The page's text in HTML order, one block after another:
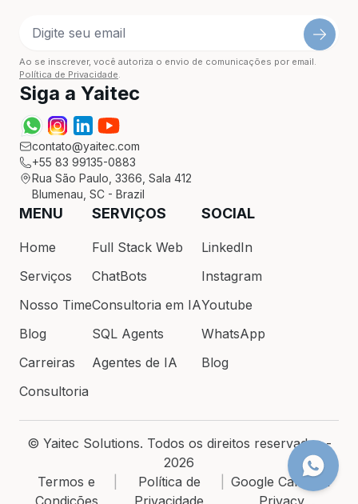
Ao se inscrever, você autoriza o envio de comunicações por email.
Política de Privacidade.
Siga a Yaitec
contato@yaitec.com
+55 83 99135-0883
Rua São Paulo, 3366, Sala 412
Blumenau, SC - Brazil
MENU
Home
Serviços
Nosso Time
Blog
Carreiras
Consultoria
SERVIÇOS
Full Stack Web
ChatBots
Consultoria em IA
SQL Agents
Agentes de IA
SOCIAL
LinkedIn
Instagram
Youtube
WhatsApp
Blog
© Yaitec Solutions. Todos os direitos reservados -
2026
Termos e
Condições
Política de
Privacidade
Google Calendar
Privacy